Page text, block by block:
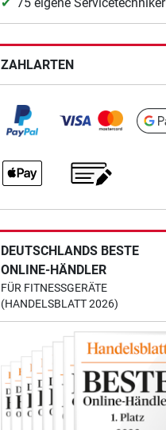
ZAHLARTEN
DEUTSCHLANDS BESTE
ONLINE-HÄNDLER
FÜR FITNESSGERÄTE
(HANDELSBLATT 2026)